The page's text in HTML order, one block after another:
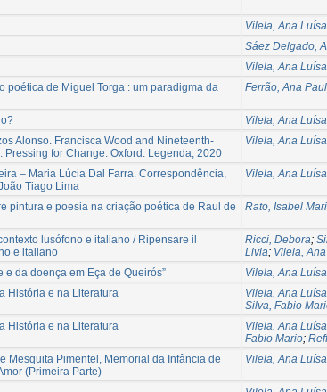
Vilela, Ana Luísa
Sáez Delgado,
Vilela, Ana Luísa
poética de Miguel Torga : um paradigma da
Ferrão, Ana
Vilela, Ana Luísa
Alonso. Francisca Wood and Nineteenth-
Pressing for Change. Oxford: Legenda, 2020
Vilela, Ana Luísa
– Maria Lúcia Dal Farra. Correspondência,
Tiago Lima
Vilela, Ana Luísa
pintura e poesia na criação poética de Raul de
Rato, Isabel
lusófono e italiano / Ripensare il
e italiano
Ricci, Debora;
Livia; Vilela,
e da doença em Eça de Queirós”
Vilela, Ana Luísa
História e na Literatura Vilela, Ana Luísa
Silva, Fabio
História e na Literatura Vilela, Ana Luísa
Fabio Mario;
Mesquita Pimentel, Memorial da Infância de
(Primeira Parte)
Vilela, Ana Luísa